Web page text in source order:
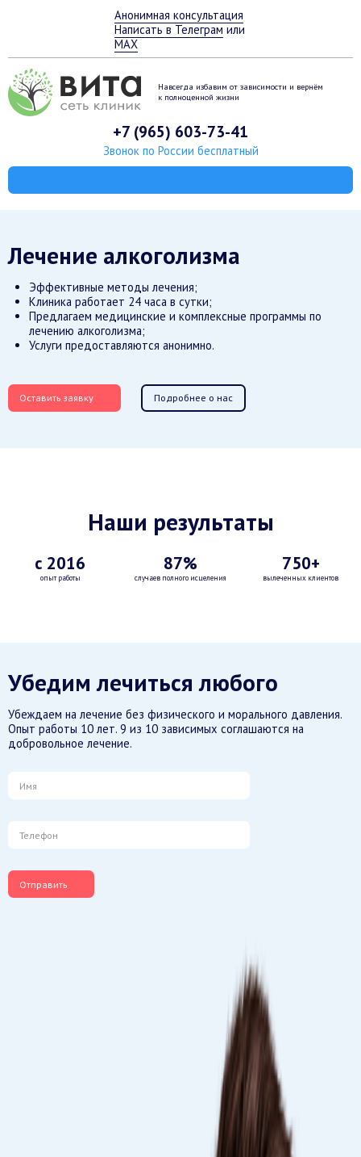
Анонимная консультация
Написать в Телеграм или
MAX
Навсегда избавим от зависимости и вернём
к полноценной жизни
+7 (965) 603-73-41
Звонок по России бесплатный
Лечение алкоголизма
Эффективные методы лечения;
Клиника работает 24 часа в сутки;
Предлагаем медицинские и комплексные программы по
лечению алкоголизма;
Услуги предоставляются анонимно.
Оставить заявку Подробнее о нас
Наши результаты
с 2016
опыт работы
87%
случаев полного исцеления
750+
вылеченных клиентов
Убедим лечиться любого
Убеждаем на лечение без физического и морального давления.
Опыт работы 10 лет. 9 из 10 зависимых соглашаются на
добровольное лечение.
Отправить